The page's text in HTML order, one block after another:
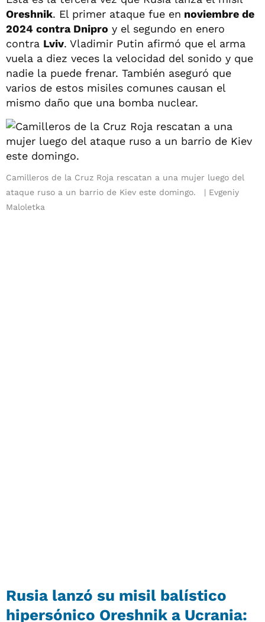
Oreshnik. El primer ataque fue en noviembre de
2024 contra Dnipro y el segundo en enero
contra Lviv. Vladimir Putin afirmó que el arma
vuela a diez veces la velocidad del sonido y que
nadie la puede frenar. También aseguró que
varios de estos misiles comunes causan el
mismo daño que una bomba nuclear.
Camilleros de la Cruz Roja rescatan a una mujer luego del
ataque ruso a un barrio de Kiev este domingo.
Evgeniy
Maloletka
Rusia lanzó su misil balístico
hipersónico Oreshnik a Ucrania: